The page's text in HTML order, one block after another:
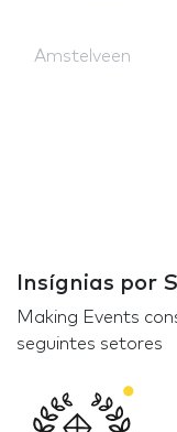
Amstelveen
Insígnias por
Making Events
seguintes setores